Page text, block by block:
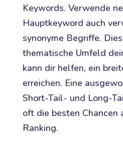
Keywords. Verwende
Hauptkeyword auch
synonyme Begriffe.
thematische Umfeld
kann dir helfen, ein
erreichen. Eine
Short-Tail- und Long-
oft die besten Chancen
Ranking.